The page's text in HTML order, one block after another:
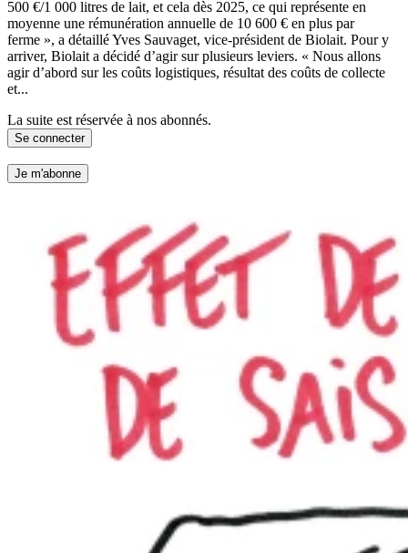
500 €/1 000 litres de lait, et cela dès 2025, ce qui représente en
moyenne une rémunération annuelle de 10 600 € en plus par
ferme », a détaillé Yves Sauvaget, vice-président de Biolait. Pour y
arriver, Biolait a décidé d’agir sur plusieurs leviers. « Nous allons
agir d’abord sur les coûts logistiques, résultat des coûts de collecte
et...
La suite est réservée à nos abonnés.
Se connecter
Je m'abonne